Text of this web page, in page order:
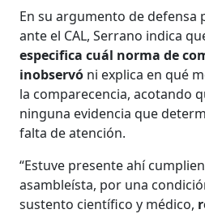
En su argumento de defensa
ante el CAL, Serrano indica
especifica cuál norma de
inobservó ni explica en qué
la comparecencia, acotando
ninguna evidencia que
falta de atención.
“Estuve presente ahí
asambleísta, por una
sustento científico y médico,